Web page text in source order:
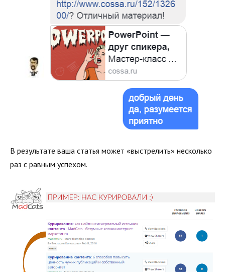
В результате ваша статья может «выстрелить» несколько
раз с равным успехом.